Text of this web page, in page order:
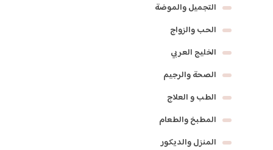
التجميل والموضة
الحب والزواج
الخليج العربي
الصحة والرجيم
الطب و العلاج
المطبخ والطعام
المنزل والديكور